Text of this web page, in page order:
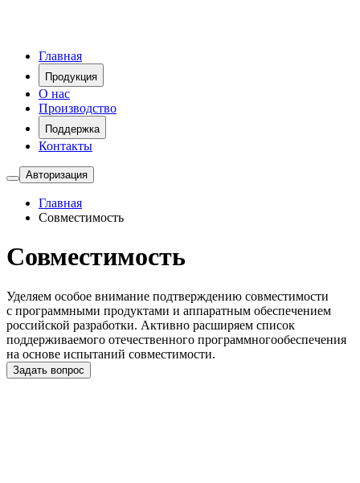
Главная
Продукция
О нас
Производство
Поддержка
Контакты
Авторизация
Главная
Совместимость
Совместимость
Уделяем особое внимание подтверждению совместимости
с программными продуктами и аппаратным обеспечением
российской разработки. Активно расширяем список
поддерживаемого отечественного программногообеспечения
на основе испытаний совместимости.
Задать вопрос